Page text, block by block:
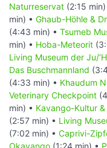
Naturreservat (2:15 min)
min) • Ghaub-Höhle &
(4:43 min) • Tsumeb
min) • Hoba-Meteorit
Living Museum der Ju/
Das Buschmannland
(4:33 min) • Khaudum
Veterinary Checkpoint
min) • Kavango-Kultur
(2:57 min) • Living
(7:02 min) • Caprivi-
Okavango (1:24 min) •